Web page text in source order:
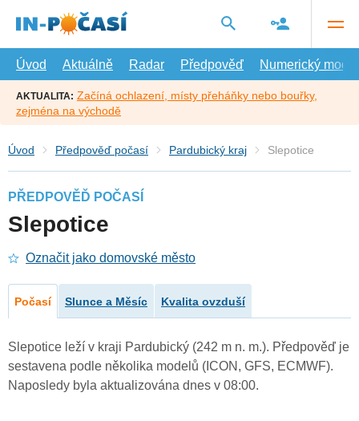
hlavní
Úvod
Aktuálně Radar Předpověď Numerický model
AKTUALITA: Začíná ochlazení, místy přeháňky nebo bouřky,
zejména na východě
Úvod Předpověď počasí Pardubický kraj Slepotice
PŘEDPOVĚĎ POČASÍ
Slepotice
Označit jako domovské město
Počasí Slunce a Měsíc Kvalita ovzduší
Slepotice leží v kraji Pardubický (242 m n. m.). Předpověď je
sestavena podle několika modelů (ICON, GFS, ECMWF).
Naposledy byla aktualizována dnes v 08:00.